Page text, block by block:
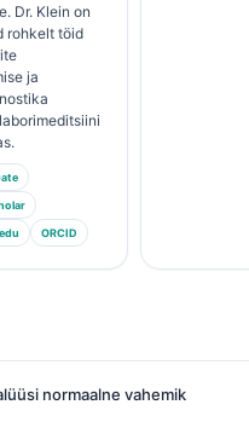
Dr. Klein on
rohkelt töid
ja
ORCID
normaalne vahemik